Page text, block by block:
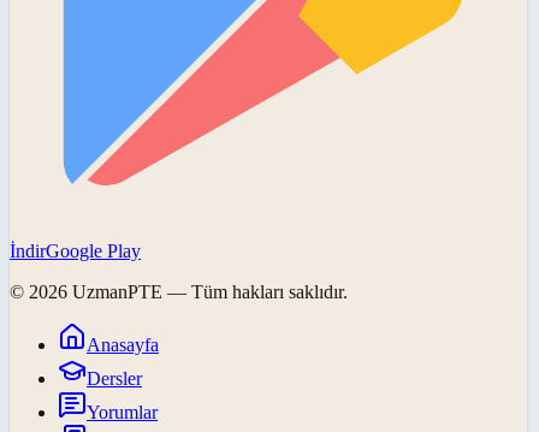
İndirGoogle Play
© 2026 UzmanPTE — Tüm hakları saklıdır.
Anasayfa
Dersler
Yorumlar